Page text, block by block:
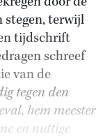
stegen, terwijl
tijdschrift
schreef
van de
tegen den
hem meester
en nuttige